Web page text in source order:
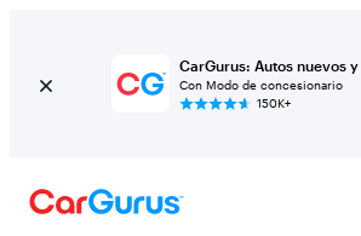
CarGurus: Autos nuevos
Con Modo de concesionario
150K+